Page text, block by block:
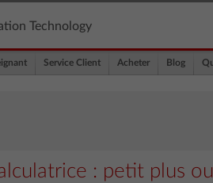
Technology
Service Client Acheter Blog
: petit plus ou